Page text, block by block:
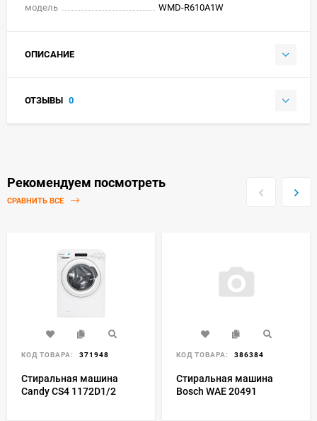
модель
WMD-R610A1W
ОПИСАНИЕ
ОТЗЫВЫ 0
Рекомендуем посмотреть
СРАВНИТЬ ВСЕ
КОД ТОВАРА: 371948
Стиральная машина
Candy CS4 1172D1/2
КОД ТОВАРА: 386384
Стиральная машина
Bosch WAE 20491